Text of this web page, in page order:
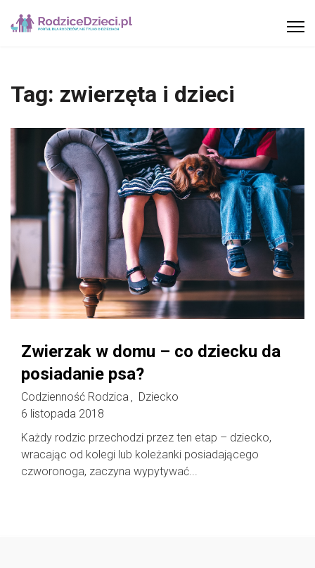
Tag: zwierzęta i dzieci
Zwierzak w domu – co dziecku da
posiadanie psa?
Codzienność Rodzica
Dziecko
6 listopada 2018
Każdy rodzic przechodzi przez ten etap – dziecko,
wracając od kolegi lub koleżanki posiadającego
czworonoga, zaczyna wypytywać...